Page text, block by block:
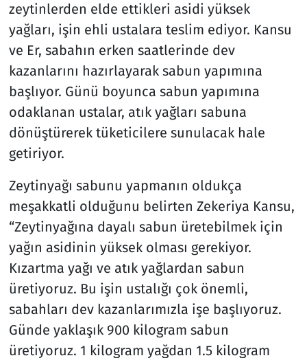
zeytinlerden elde ettikleri asidi yüksek
yağları, işin ehli ustalara teslim ediyor. Kansu
ve Er, sabahın erken saatlerinde dev
kazanlarını hazırlayarak sabun yapımına
başlıyor. Günü boyunca sabun yapımına
odaklanan ustalar, atık yağları sabuna
dönüştürerek tüketicilere sunulacak hale
getiriyor.
Zeytinyağı sabunu yapmanın oldukça
meşakkatli olduğunu belirten Zekeriya Kansu,
“Zeytinyağına dayalı sabun üretebilmek için
yağın asidinin yüksek olması gerekiyor.
Kızartma yağı ve atık yağlardan sabun
üretiyoruz. Bu işin ustalığı çok önemli,
sabahları dev kazanlarımızla işe başlıyoruz.
Günde yaklaşık 900 kilogram sabun
üretiyoruz. 1 kilogram yağdan 1.5 kilogram